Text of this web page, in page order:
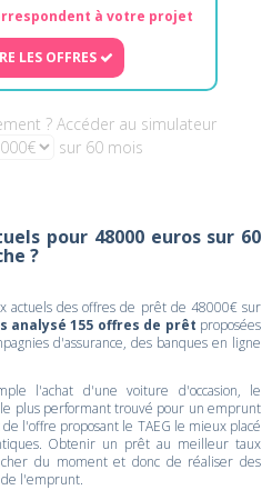
à votre projet
LES OFFRES
? Accéder au simulateur
sur 60 mois
pour 48000 euros sur 60
?
actuels des offres de prêt de 48000€ sur
analysé 155 offres de prêt proposées
d'assurance, des banques en ligne
l'achat d'une voiture d'occasion, le
plus performant trouvé pour un emprunt
l'offre proposant le TAEG le mieux placé
Obtenir un prêt au meilleur taux
du moment et donc de réaliser des
de l'emprunt.